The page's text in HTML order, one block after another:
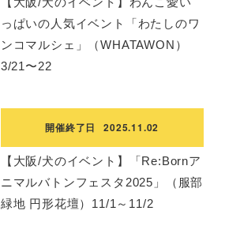
っぱいの人気イベント「わたしのワ
ンコマルシェ」（WHATAWON）
3/21〜22
開催終了日 2025.11.02
【大阪/犬のイベント】「Re:Bornア
ニマルバトンフェスタ2025」（服部
緑地 円形花壇）11/1～11/2